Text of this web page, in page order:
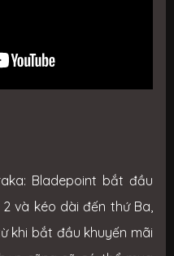
Bladepoint bắt đầu
và kéo dài đến thứ Ba,
khi bắt đầu khuyến mãi